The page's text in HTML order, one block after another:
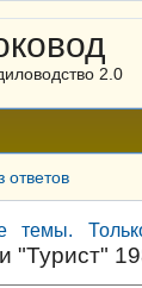
2.0
ответов
темы.
"Турист"